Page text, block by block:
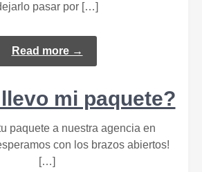
pasar por […]
Read more →
mi paquete?
paquete a nuestra agencia en
con los brazos abiertos!
[…]